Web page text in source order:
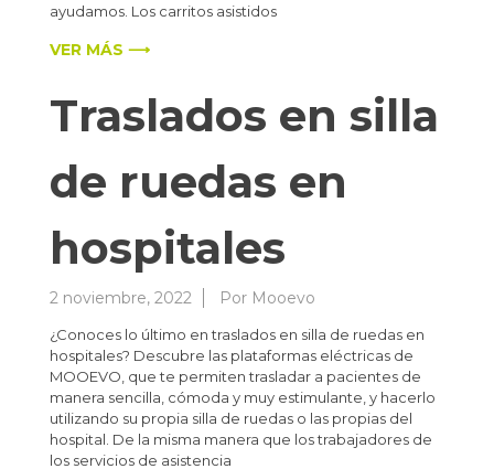
ayudamos. Los carritos asistidos
VER MÁS ⟶
Traslados en silla
de ruedas en
hospitales
2 noviembre, 2022 Por Mooevo
¿Conoces lo último en traslados en silla de ruedas en
hospitales? Descubre las plataformas eléctricas de
MOOEVO, que te permiten trasladar a pacientes de
manera sencilla, cómoda y muy estimulante, y hacerlo
utilizando su propia silla de ruedas o las propias del
hospital. De la misma manera que los trabajadores de
los servicios de asistencia